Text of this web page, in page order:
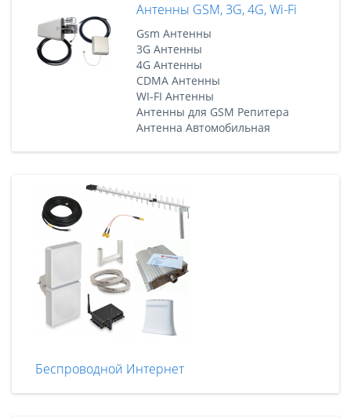
Антенны GSM, 3G, 4G, Wi-Fi
Gsm Антенны
3G Антенны
4G Антенны
CDMA Антенны
WI-FI Антенны
Антенны для GSM Репитера
Антенна Автомобильная
Беспроводной Интернет